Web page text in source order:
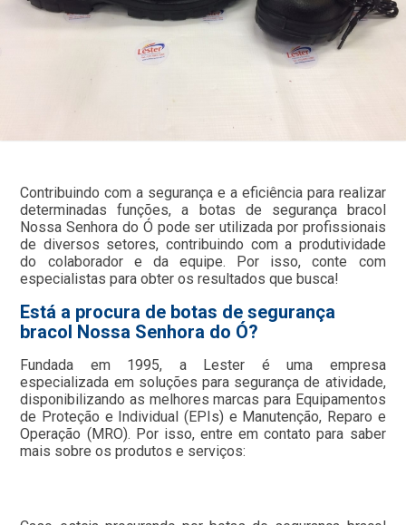
Contribuindo com a segurança e a eficiência para realizar
determinadas funções, a botas de segurança bracol
Nossa Senhora do Ó pode ser utilizada por profissionais
de diversos setores, contribuindo com a produtividade
do colaborador e da equipe. Por isso, conte com
especialistas para obter os resultados que busca!
Está a procura de botas de segurança
bracol Nossa Senhora do Ó?
Fundada em 1995, a Lester é uma empresa
especializada em soluções para segurança de atividade,
disponibilizando as melhores marcas para Equipamentos
de Proteção e Individual (EPIs) e Manutenção, Reparo e
Operação (MRO). Por isso, entre em contato para saber
mais sobre os produtos e serviços: